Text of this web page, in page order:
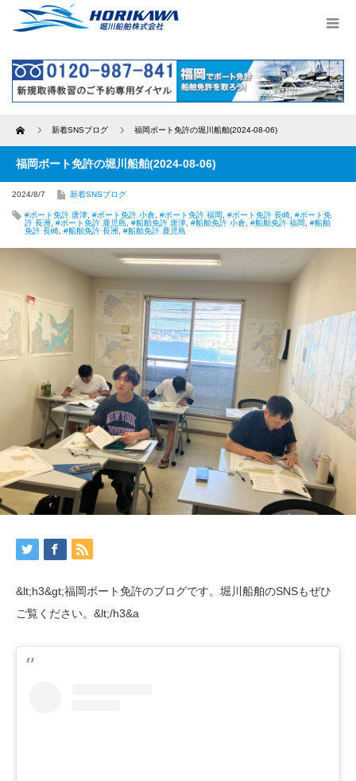
Home 新着SNSブログ 福岡ボート免許の堀川船舶(2024-08-06)
福岡ボート免許の堀川船舶(2024-08-06)
2024/8/7 新着SNSブログ
#ボート免許 唐津 #ボート免許 小倉 #ボート免許 福岡 #ボート免許 長崎 #ボート免
許 長洲
#ボート免許 鹿児島 #船舶免許 唐津 #船舶免許 小倉 #船舶免許 福岡
#船舶
免許 長崎 #船舶免許 長洲 #船舶免許 鹿児島
&lt;h3&gt;福岡ボート免許のブログです。堀川船舶のSNSもぜひ
ご覧ください。&lt;/h3&a